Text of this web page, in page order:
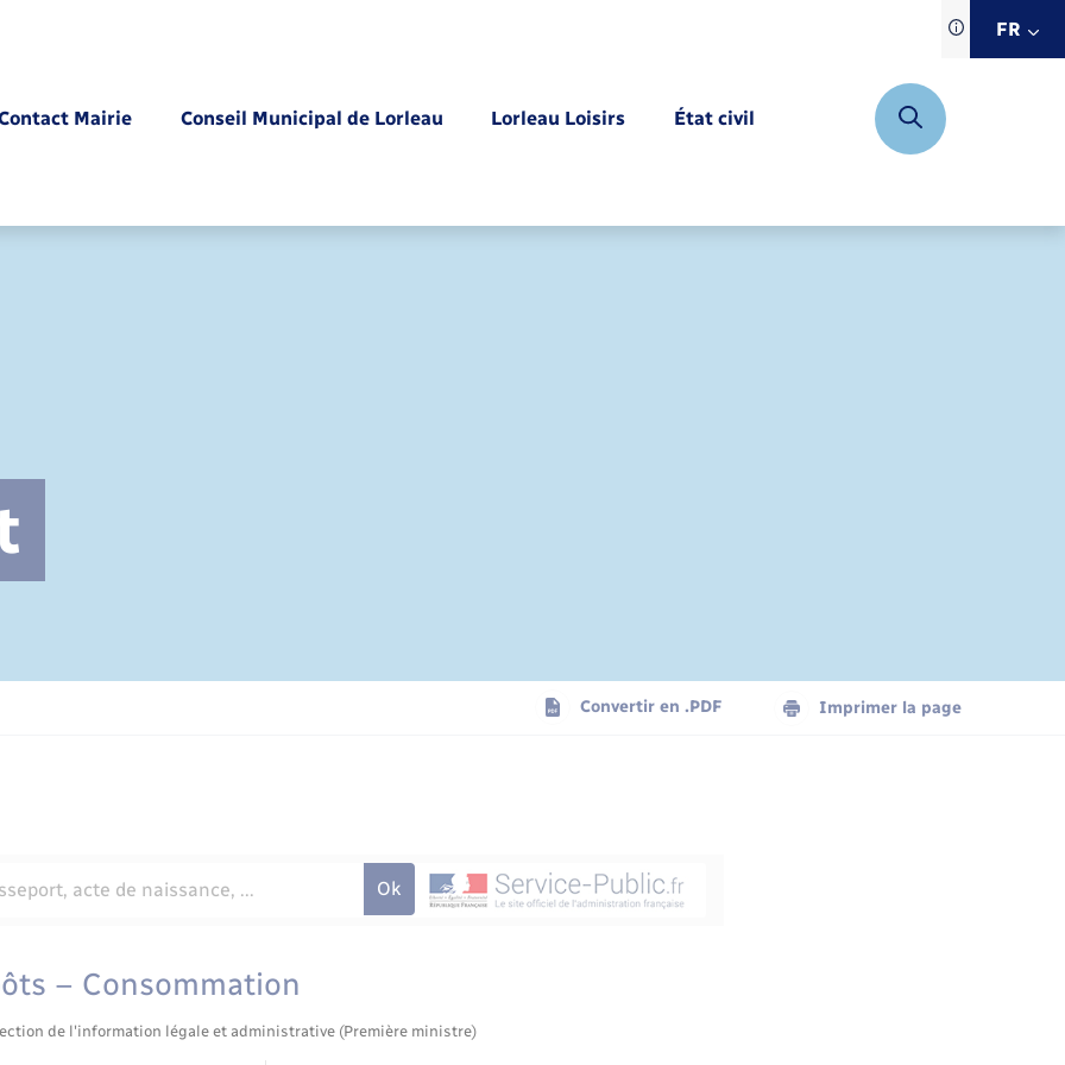
Traduction
siteFR
Mairie Conseil Municipal de Lorleau Lorleau Loisirs État civil
Convertir en .PDF Imprimer la page
– Consommation
de l'information légale et administrative (Première ministre)